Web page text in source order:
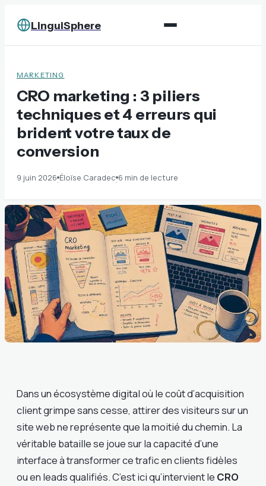
LinguiSphere
MARKETING
CRO marketing : 3 piliers
techniques et 4 erreurs qui
brident votre taux de
conversion
9 juin 2026·Éloïse Caradec·6 min de lecture
Dans un écosystème digital où le coût d’acquisition
client grimpe sans cesse, attirer des visiteurs sur un
site web ne représente que la moitié du chemin. La
véritable bataille se joue sur la capacité d’une
interface à transformer ce trafic en clients fidèles
ou en leads qualifiés. C’est ici qu’intervient le CRO